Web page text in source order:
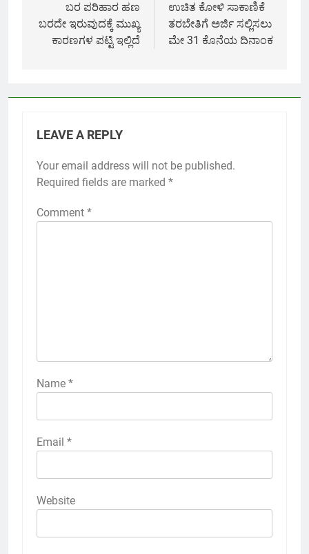
navigation
ಬರ ಪರಿಹಾರ ಹಣ
ಬರದೇ ಇರುವುದಕ್ಕೆ ಮುಖ್ಯ
ಕಾರಣಗಳ ಪಟ್ಟಿ ಇಲ್ಲಿದೆ
ಉಚಿತ ಕೋಳಿ ಸಾಕಾಣಿಕೆ
ತರಬೇತಿಗೆ ಅರ್ಜಿ ಸಲ್ಲಿಸಲು
ಮೇ 31 ಕೊನೆಯ ದಿನಾಂಕ
LEAVE A REPLY
Your email address will not be published.
Required fields are marked *
Comment *
Name *
Email *
Website